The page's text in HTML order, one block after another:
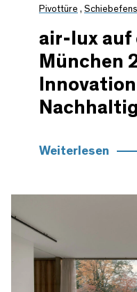
Pivottüre ,
air-lux auf
München
Weiterlesen